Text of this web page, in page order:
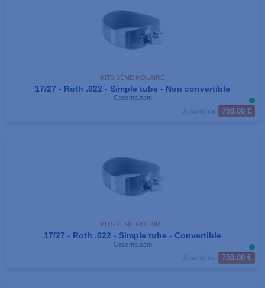
KITS 2ÈME MOLAIRE
17/27 - Roth .022 - Simple tube - Non convertible
Cecsmo.com
750.00 €
KITS 2ÈME MOLAIRE
17/27 - Roth .022 - Simple tube - Convertible
Cecsmo.com
750.00 €